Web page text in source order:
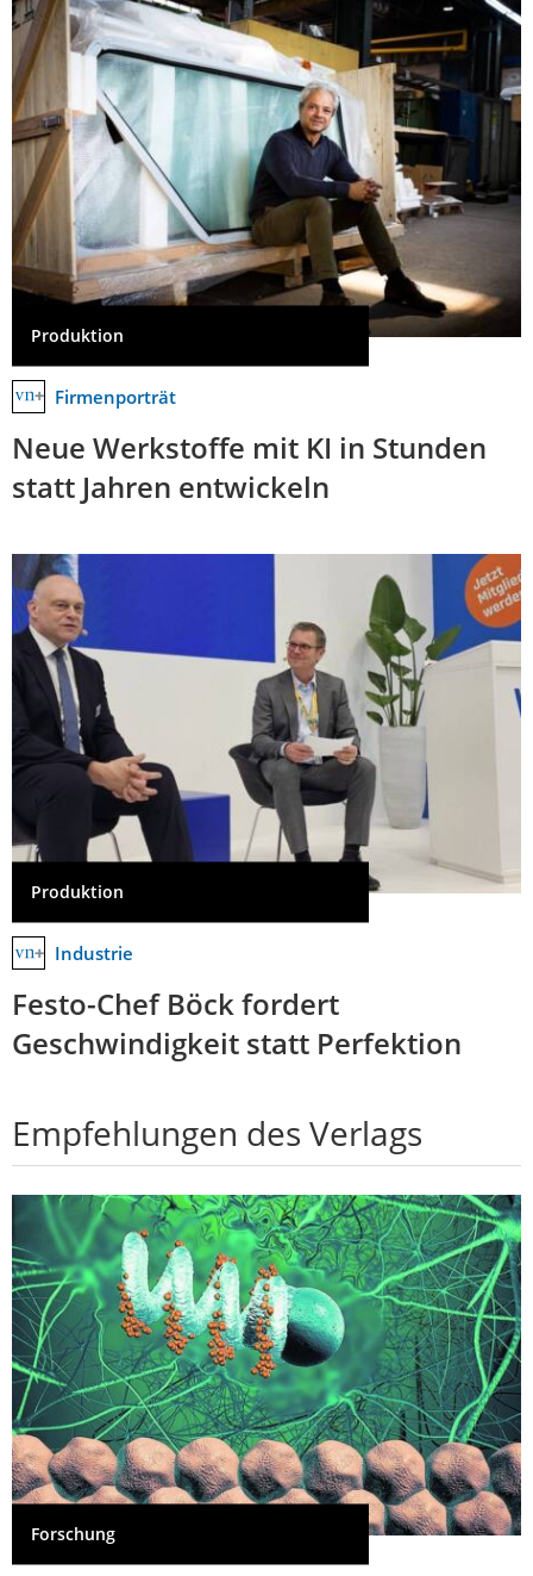
Produktion
Firmenporträt
Neue Werkstoffe mit KI in Stunden
statt Jahren entwickeln
Produktion
Industrie
Festo-Chef Böck fordert
Geschwindigkeit statt Perfektion
Empfehlungen des Verlags
Forschung